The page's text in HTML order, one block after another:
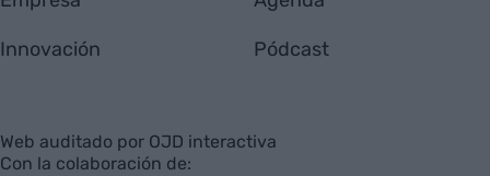
Innovación Pódcast
Web auditado por OJD interactiva
Con la colaboración de: